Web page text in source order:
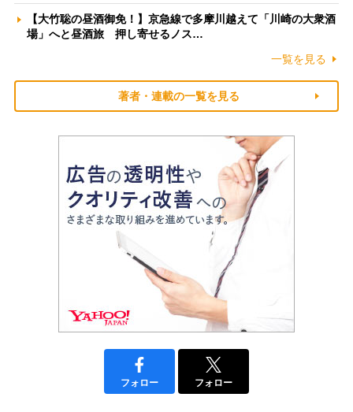
【大竹聡の昼酒御免！】京急線で多摩川越えて「川崎の大衆酒
場」へと昼酒旅 押し寄せるノス…
一覧を見る
著者・連載の一覧を見る
フォロー フォロー